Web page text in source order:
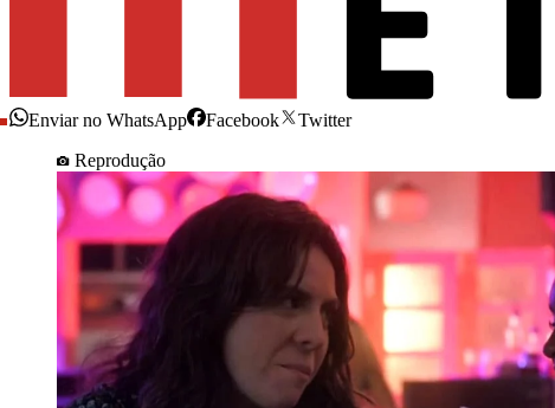
Enviar no WhatsApp Facebook
Twitter
Reprodução